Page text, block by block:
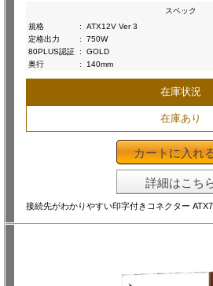
スペック
規格
:
ATX12V Ver 3
定格出力
:
750W
80PLUS認証 :
GOLD
奥行
: 140mm
在庫状況
在庫あり
カートに入れ
詳細はこち
接続先がわかりやすい印字付きコネクター